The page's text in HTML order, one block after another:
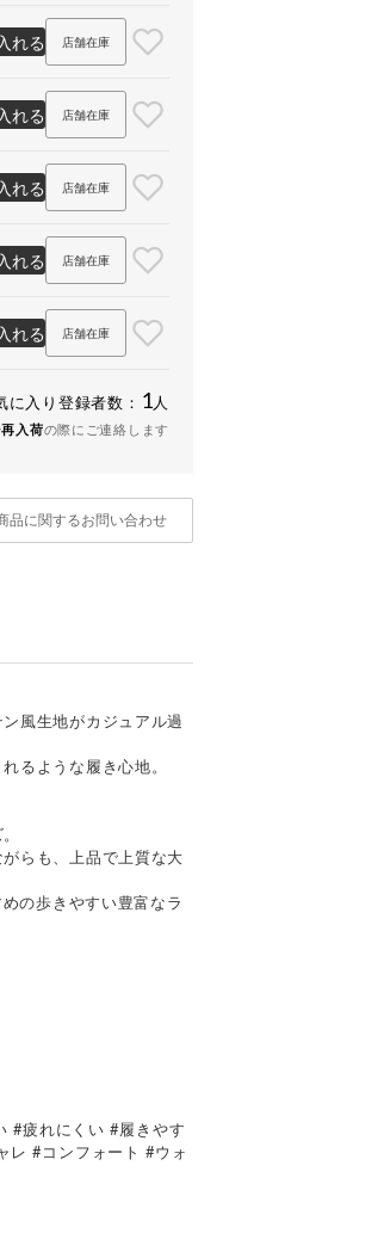
れる 店舗在庫
れる 店舗在庫
れる 店舗在庫
れる 店舗在庫
れる 店舗在庫
に入り登録者数： 1 人
再入荷の際にご連絡します
品に関するお問い合わせ
風生地がカジュアル過
るような履き心地。
らも、上品で上質な大
の歩きやすい豊富なラ
#疲れにくい #履きやす
レ #コンフォート #ウォ